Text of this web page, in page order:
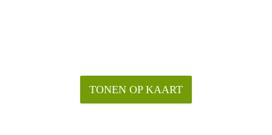
TONEN OP KAART